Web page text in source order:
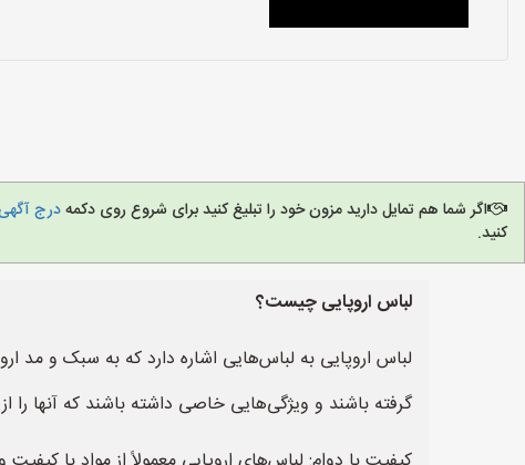
اگر شما هم تمایل دارید مزون خود را تبلیغ کنید برای شروع روی دکمهدرج
کنید.
لباس اروپایی چیست؟
لباس اروپایی به لباس‌هایی اشاره دارد که به سبک و مد
گرفته باشند و ویژگی‌هایی خاصی داشته باشند که آنها را